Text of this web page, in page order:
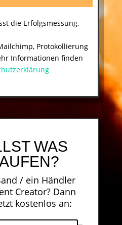
die Erfolgsmessung,
Protokollierung
Informationen finden
WAS
/ ein Händler
Creator? Dann
kostenlos an: